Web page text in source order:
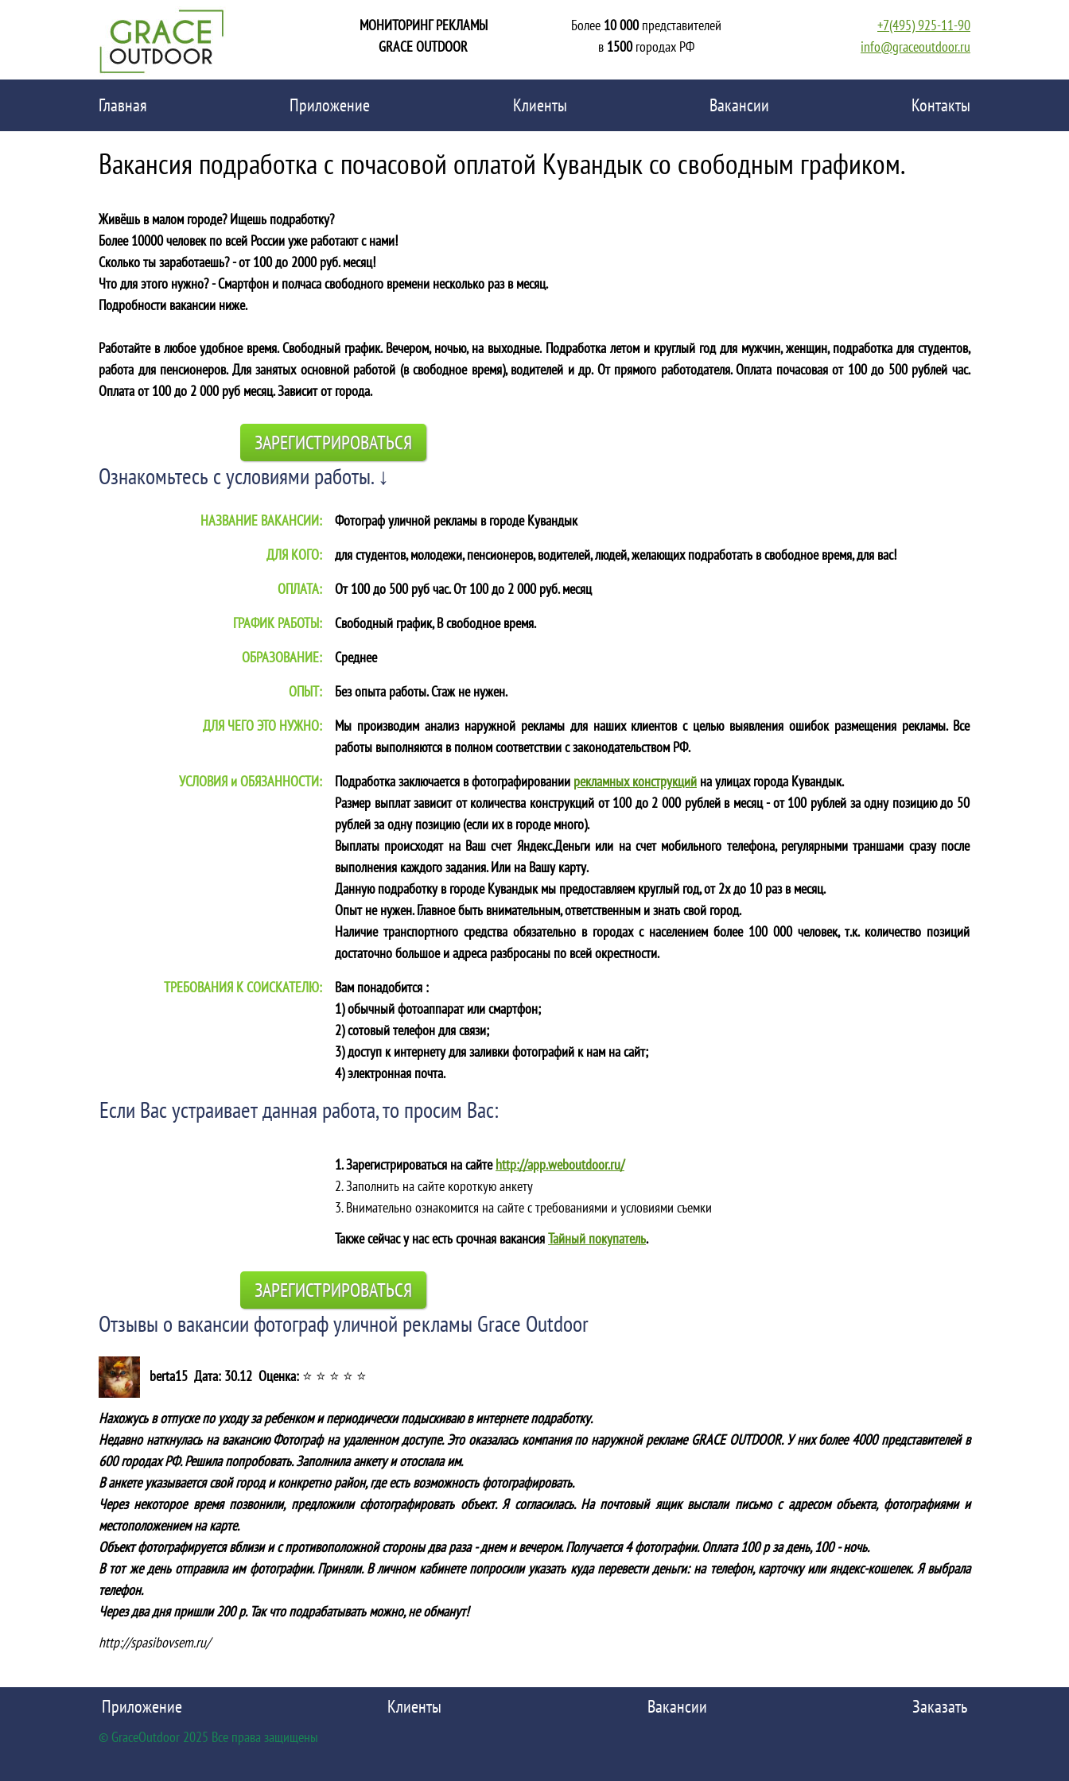
МОНИТОРИНГ РЕКЛАМЫ
GRACE OUTDOOR
Более 10 000представителей
в 1500городах РФ
+7(495) 925-11-90
info@graceoutdoor.ru
Главная Приложение Клиенты Вакансии Контакты
Вакансия подработка с почасовой оплатой Кувандык со свободным графиком.
Живёшь в малом городе? Ищешь подработку?
Более 10000 человек по всей России уже работают с нами!
Сколько ты заработаешь? - от 100 до 2000 руб. месяц!
Что для этого нужно? - Cмартфон и полчаса свободного времени несколько раз в месяц.
Подробности вакансии ниже.
Работайте в любое удобное время. Свободный график. Вечером, ночью, на выходные. Подработка летом и круглый год для мужчин, женщин, подработка для студентов,
работа для пенсионеров. Для занятых основной работой (в свободное время), водителей и др. От прямого работодателя. Оплата почасовая от 100 до 500 рублей час.
Оплата от 100 до 2 000 руб месяц. Зависит от города.
ЗАРЕГИСТРИРОВАТЬСЯ
Ознакомьтесь с условиями работы. ↓
НАЗВАНИЕ ВАКАНСИИ: Фотограф уличной рекламы в городеКувандык
ДЛЯ КОГО:
для студентов, молодежи, пенсионеров, водителей, людей, желающих подработать в свободное время, для вас!
ОПЛАТА:
От 100 до 500 руб час. От 100 до 2 000 руб. месяц
ГРАФИК РАБОТЫ:
Свободный график, В свободное время.
ОБРАЗОВАНИЕ:
Среднее
ОПЫТ:
Без опыта работы. Стаж не нужен.
ДЛЯ ЧЕГО ЭТО НУЖНО:
Мы производим анализ наружной рекламы для наших клиентов с целью выявления ошибок размещения рекламы. Все
работы выполняются в полном соответствии с законодательством РФ.
УСЛОВИЯ и ОБЯЗАННОСТИ:
Подработка заключается в фотографировании рекламных конструкций на улицах города Кувандык.
Размер выплат зависит от количества конструкций от 100 до 2 000 рублей в месяц - от 100 рублей за одну позицию до 50
рублей за одну позицию (если их в городе много).
Выплаты происходят на Ваш счет Яндекс.Деньги или на счет мобильного телефона, регулярными траншами сразу после
выполнения каждого задания. Или на Вашу карту.
Данную подработку в городеКувандыкмы предоставляем круглый год, от 2х до 10 раз в месяц.
Опыт не нужен. Главное быть внимательным, ответственным и знать свой город.
Наличие транспортного средства обязательно в городах с населением более 100 000 человек, т.к. количество позиций
достаточно большое и адреса разбросаны по всей окрестности.
ТРЕБОВАНИЯ К СОИСКАТЕЛЮ:
Вам понадобится :
1) обычный фотоаппарат или смартфон;
2) сотовый телефон для связи;
3) доступ к интернету для заливки фотографий к нам на сайт;
4) электронная почта.
Если Вас устраивает данная работа, то просим Вас:
1. Зарегистрироваться на сайтеhttp://app.weboutdoor.ru/
2. Заполнить на сайте короткую анкету
3. Внимательно ознакомится на сайте с требованиями и условиями съемки
Также сейчас у нас есть срочная вакансияТайный покупатель.
ЗАРЕГИСТРИРОВАТЬСЯ
Отзывы о вакансии фотограф уличной рекламы Grace Outdoor
berta15 Дата: 30.12 Оценка: ⭐ ⭐ ⭐ ⭐ ⭐
Нахожусь в отпуске по уходу за ребенком и периодически подыскиваю в интернете подработку.
Недавно наткнулась на вакансию Фотограф на удаленном доступе. Это оказалась компания по наружной рекламе GRACE OUTDOOR. У них более 4000 представителей в
600 городах РФ. Решила попробовать. Заполнила анкету и отослала им.
В анкете указывается свой город и конкретно район, где есть возможность фотографировать.
Через некоторое время позвонили, предложили сфотографировать объект. Я согласилась. На почтовый ящик выслали письмо с адресом объекта, фотографиями и
местоположением на карте.
Объект фотографируется вблизи и с противоположной стороны два раза - днем и вечером. Получается 4 фотографии. Оплата 100 р за день, 100 - ночь.
В тот же день отправила им фотографии. Приняли. В личном кабинете попросили указать куда перевести деньги: на телефон, карточку или яндекс-кошелек. Я выбрала
телефон.
Через два дня пришли 200 р. Так что подрабатывать можно, не обманут!
http://spasibovsem.ru/
Приложение Клиенты Вакансии Заказать
© GraceOutdoor 2025 Все права защищены